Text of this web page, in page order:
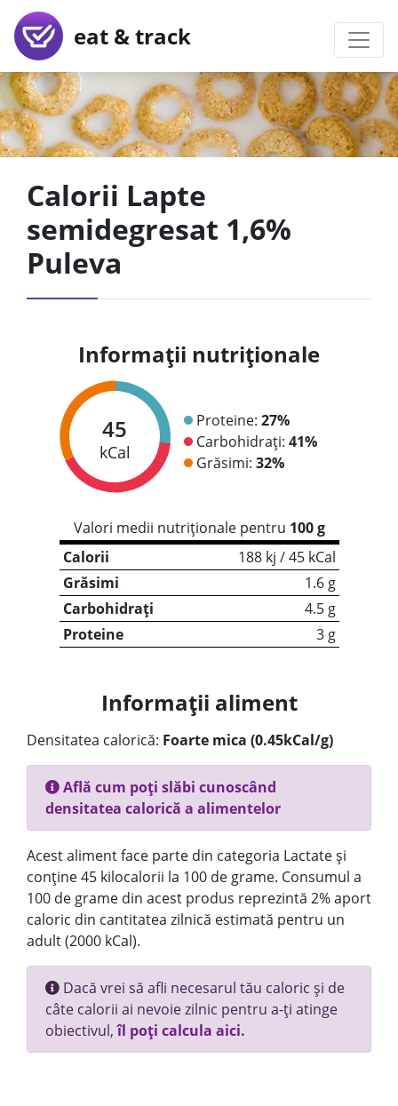
eat & track
Calorii Lapte
semidegresat 1,6%
Puleva
Informații nutriționale
45
kCal
Proteine: 27%
Carbohidrați: 41%
Grăsimi: 32%
Valori medii nutriționale pentru 100 g
Calorii
188 kj / 45 kCal
Grăsimi
1.6 g
Carbohidrați
4.5 g
Proteine
3 g
Informații aliment
Densitatea calorică: Foarte mica (0.45kCal/g)
Află cum poți slăbi cunoscând
densitatea calorică a alimentelor
Acest aliment face parte din categoria Lactate și
conține 45 kilocalorii la 100 de grame. Consumul a
100 de grame din acest produs reprezintă 2% aport
caloric din cantitatea zilnică estimată pentru un
adult (2000 kCal).
Dacă vrei să afli necesarul tău caloric și de
câte calorii ai nevoie zilnic pentru a-ți atinge
obiectivul,îl poți calcula aici.